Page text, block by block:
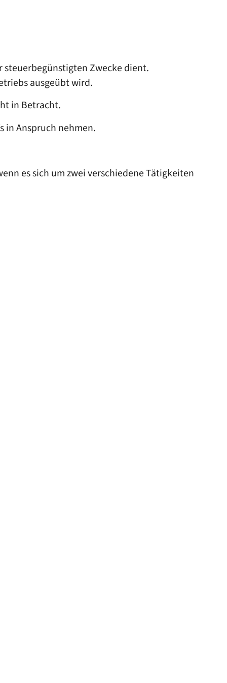
steuerbegünstigten Zwecke dient.
ausgeübt wird.
in Betracht.
in Anspruch nehmen.
es sich um zwei verschiedene Tätigkeiten